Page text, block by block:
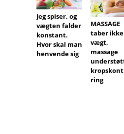
Jeg spiser, og
vægten falder
konstant.
Hvor skal man
henvende sig
MASSAGE
taber ikke
vægt,
massage
ring